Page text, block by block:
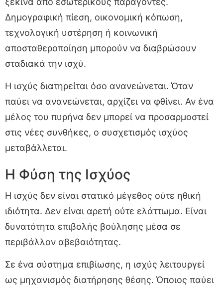
Δημογραφική πίεση, οικονομική κόπωση,
τεχνολογική υστέρηση ή κοινωνική
αποσταθεροποίηση μπορούν να διαβρώσουν
σταδιακά την ισχύ.
Η ισχύς διατηρείται όσο ανανεώνεται. Όταν
παύει να ανανεώνεται, αρχίζει να φθίνει. Αν ένα
μέλος του πυρήνα δεν μπορεί να προσαρμοστεί
στις νέες συνθήκες, ο συσχετισμός ισχύος
μεταβάλλεται.
Η Φύση της Ισχύος
Η ισχύς δεν είναι στατικό μέγεθος ούτε ηθική
ιδιότητα. Δεν είναι αρετή ούτε ελάττωμα. Είναι
δυνατότητα επιβολής βούλησης μέσα σε
περιβάλλον αβεβαιότητας.
Σε ένα σύστημα επιβίωσης, η ισχύς λειτουργεί
ως μηχανισμός διατήρησης θέσης. Όποιος παύει